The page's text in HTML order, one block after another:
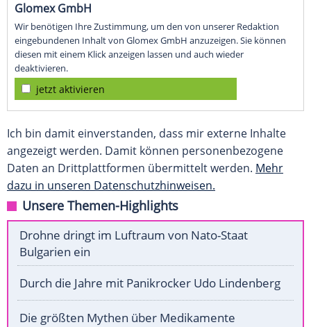
Glomex GmbH
Wir benötigen Ihre Zustimmung, um den von unserer Redaktion
eingebundenen Inhalt von Glomex GmbH anzuzeigen. Sie können
diesen mit einem Klick anzeigen lassen und auch wieder
deaktivieren.
jetzt aktivieren
Ich bin damit einverstanden, dass mir externe Inhalte
angezeigt werden. Damit können personenbezogene
Daten an Drittplattformen übermittelt werden. Mehr
dazu in unseren Datenschutzhinweisen.
Unsere Themen-Highlights
Drohne dringt im Luftraum von Nato-Staat
Bulgarien ein
Durch die Jahre mit Panikrocker Udo Lindenberg
Die größten Mythen über Medikamente